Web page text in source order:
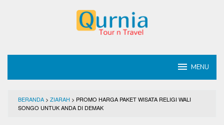
MENU
BERANDA > ZIARAH > PROMO HARGA PAKET WISATA RELIGI WALI
SONGO UNTUK ANDA DI DEMAK